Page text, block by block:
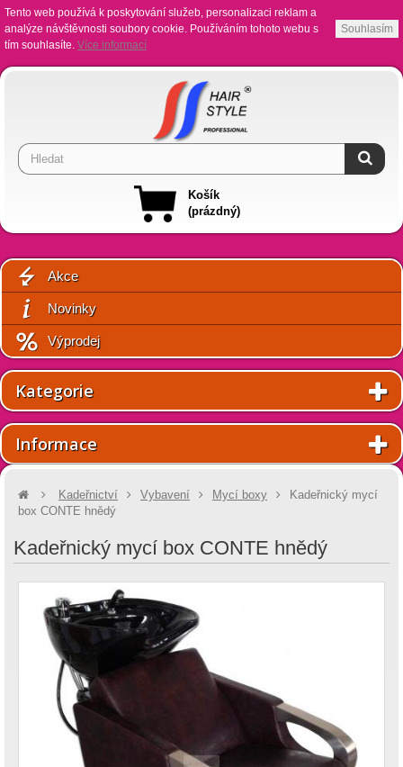
Tento web používá k poskytování služeb, personalizaci reklam a
analýze návštěvnosti soubory cookie. Používáním tohoto webu s
tím souhlasíte. Více informací
Souhlasím
Košík
(prázdný)
Akce
Novinky
Výprodej
Kategorie
Informace
Kadeřnictví Vybavení Mycí boxy
Kadeřnický mycí
box CONTE hnědý
Kadeřnický mycí box CONTE hnědý